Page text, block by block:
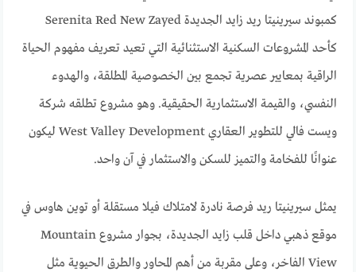
كمبوند سيرينيتا ريد زايد الجديدة Serenita Red New Zayed
كأحد المشروعات السكنية الاستثنائية التي تعيد تعريف مفهوم الحياة
الراقية بمعايير عصرية تجمع بين الخصوصية المطلقة، والهدوء
النفسي، والقيمة الاستثمارية الحقيقية. وهو مشروع تطلقه شركة
ويست فالي للتطوير العقاري West Valley Development ليكون
عنوانًا للفخامة والتميز للسكن والاستثمار في آن واحد.
يمثل سيرينيتا ريد فرصة نادرة لامتلاك فيلا مستقلة أو توين هاوس في
موقع ذهبي داخل قلب زايد الجديدة، بجوار مشروع Mountain
View الفاخر، وعلى مقربة من أهم المحاور والطرق الحيوية مثل